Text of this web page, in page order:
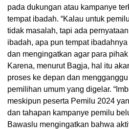
pada dukungan atau kampanye
tempat ibadah. “Kalau untuk
tidak masalah, tapi ada
ibadah, apa pun tempat
dan mengingatkan agar para
Karena, menurut Bagja, hal itu
proses ke depan dan
pemilihan umum yang digelar.
meskipun peserta Pemilu 2024
dan tahapan kampanye pemilu
Bawaslu mengingatkan bahwa